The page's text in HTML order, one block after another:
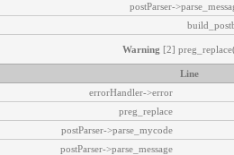
postParser-
Warning [2]
Line
errorHandler->error
preg_replace
postParser->parse_mycode
postParser->parse_message